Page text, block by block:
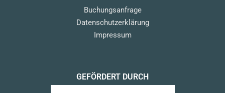
Buchungsanfrage
Datenschutzerklärung
Impressum
GEFÖRDERT DURCH